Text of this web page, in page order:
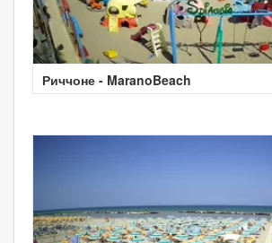
Риччоне - MaranoBeach